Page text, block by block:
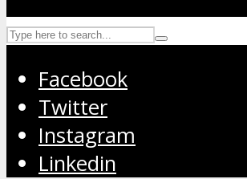
Facebook
Twitter
Instagram
Linkedin